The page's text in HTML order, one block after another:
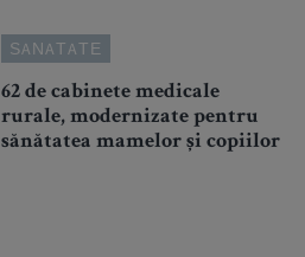
SANATATE
62 de cabinete medicale
rurale, modernizate pentru
sănătatea mamelor și copiilor